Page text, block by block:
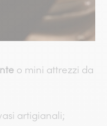
o mini attrezzi da
artigianali;